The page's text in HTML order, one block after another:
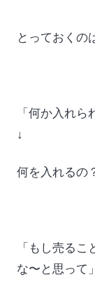
とっておくの
「何か入れら
↓
何を入れるの
「もし売る
な〜と思って」